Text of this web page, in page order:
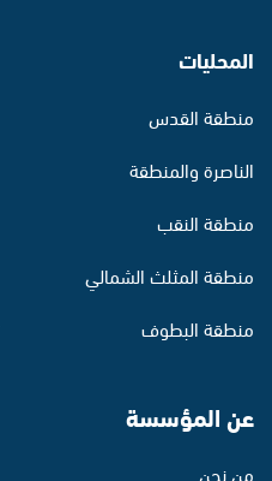
المحليات
منطقة القدس
الناصرة والمنطقة
منطقة النقب
منطقة المثلث الشمالي
منطقة البطوف
عن المؤسسة
من نحن